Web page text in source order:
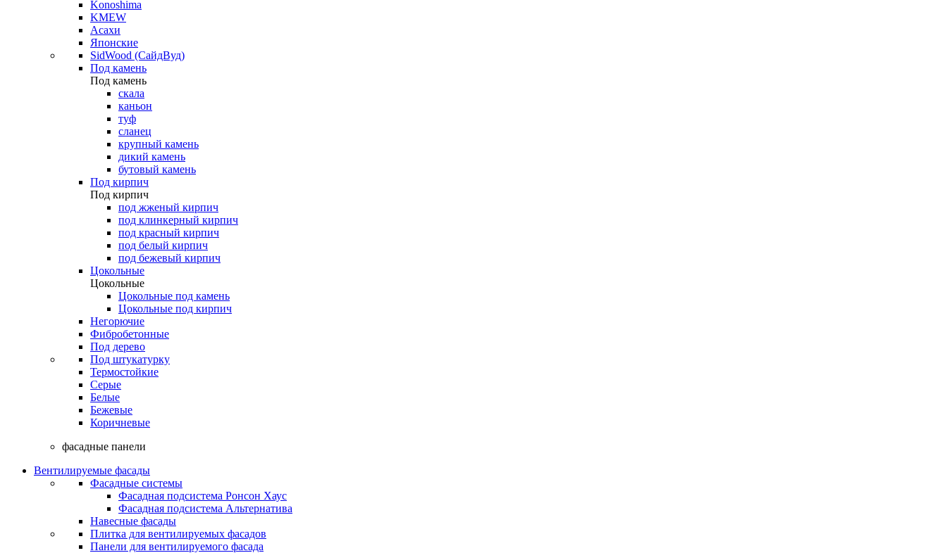
Konoshima
KMEW
Асахи
Японские
SidWood (СайдВуд)
Под камень
Под камень
скала
каньон
туф
сланец
крупный камень
дикий камень
бутовый камень
Под кирпич
Под кирпич
под жженый кирпич
под клинкерный кирпич
под красный кирпич
под белый кирпич
под бежевый кирпич
Цокольные
Цокольные
Цокольные под камень
Цокольные под кирпич
Негорючие
Фибробетонные
Под дерево
Под штукатурку
Термостойкие
Серые
Белые
Бежевые
Коричневые
фасадные панели
Вентилируемые фасады
Фасадные системы
Фасадная подсистема Ронсон Хаус
Фасадная подсистема Альтернатива
Навесные фасады
Плитка для вентилируемых фасадов
Панели для вентилируемого фасада